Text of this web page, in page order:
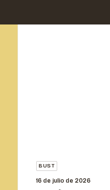
BUST
16 de julio de 2026